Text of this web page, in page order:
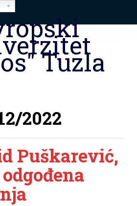
Tuzla
2022
Puškarević,